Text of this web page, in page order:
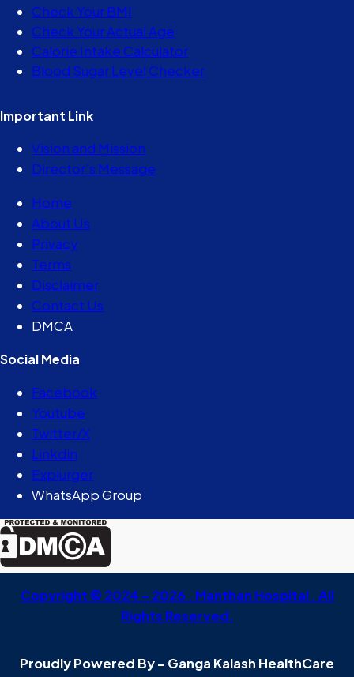
Check Your BMI
Check Your Actual Age
Calorie Intake Calculator
Blood Sugar Level Checker
Important Link
Vision and Mission
Director’s Message
Home
About Us
Privacy
Terms
Disclaimer
Contact Us
DMCA
Social Media
Facebook
Youtube
Twitter/X
Linkdin
Explurger
WhatsApp Group
Copyright © 2024 – 2026 . Manthan Hospital . All
Rights Reserved.
Proudly Powered By – Ganga Kalash HealthCare